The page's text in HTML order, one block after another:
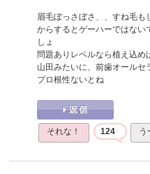
眉毛ぼっさぼさ、、すね毛も
からするとゲーハーではない
しょ
問題ありレベルなら植え込め
山田みたいに、前歯オール
プロ根性ないとね
それな！ 124